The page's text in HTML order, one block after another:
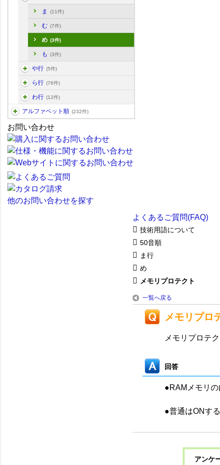
ま (11件)
む (7件)
め (3件)
も (3件)
や行 (5件)
ら行 (76件)
わ行 (12件)
アルファベット順 (232件)
お問い合わせ
他のお問い合わせを探す
よくあるご質問(FAQ)
技術用語について
50音順
ま行
め
メモリプロテクト
一覧へ戻る
メモリプロ
メモリプロテ
回答
●RAMメモリ
●普通はONす
アンケ